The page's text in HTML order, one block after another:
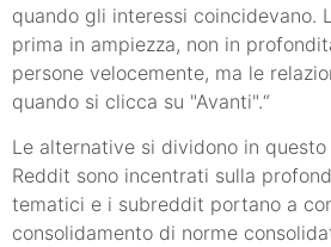
quando gli interessi coincidevano.
prima in ampiezza, non in
persone velocemente, ma le
quando si clicca su "Avanti".“
Le alternative si dividono in
Reddit sono incentrati sulla
tematici e i subreddit portano a
consolidamento di norme